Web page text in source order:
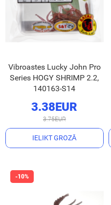
Vibroastes Lucky John Pro
Series HOGY SHRIMP 2.2,
140163-S14
3.38EUR
3.75EUR
IELIKT GROZĀ